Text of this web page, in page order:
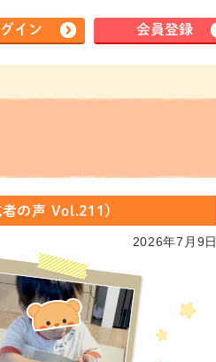
イン 会員登録
者の声 Vol.211)
2026年7月9日